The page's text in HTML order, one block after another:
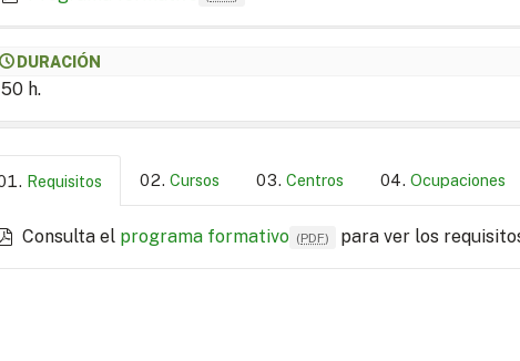
DURACIÓN
50 h.
Requisitos Cursos Centros Ocupaciones
Consulta el programa formativo (PDF) para ver los